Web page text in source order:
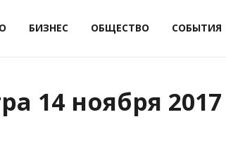
БИЗНЕС ОБЩЕСТВО СОБЫТИЯ
14 ноября 2017